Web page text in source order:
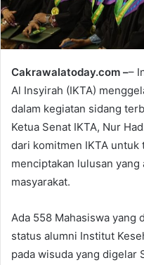
l
Cakrawalatoday.com ––
Al Insyirah (IKTA)
dalam kegiatan sidang
Ketua Senat IKTA, Nur
dari komitmen IKTA
menciptakan lulusan yang
masyarakat.
Ada 558 Mahasiswa yang
status alumni Institut
pada wisuda yang digelar